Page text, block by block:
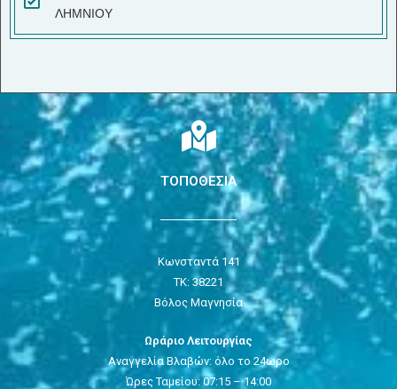
ΛΗΜΝΙΟΥ
ΤΟΠΟΘΕΣΙΑ
Κωνσταντά 141
ΤΚ: 38221
Βόλος Μαγνησία
Ωράριο Λειτουργίας
Αναγγελία Βλαβών: όλο το 24ωρο
Ώρες Ταμείου: 07:15 – 14:00